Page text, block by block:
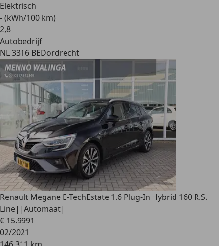
Elektrisch
- (kWh/100 km)
2,8
Autobedrijf
NL 3316 BEDordrecht
Renault Megane E-TechEstate 1.6 Plug-In Hybrid 160 R.S.
Line||Automaat|
€ 15.9991
02/2021